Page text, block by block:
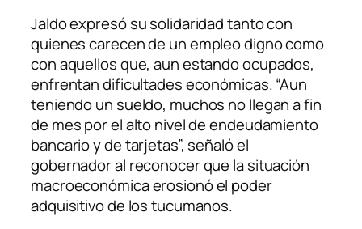
Jaldo expresó su solidaridad tanto con
quienes carecen de un empleo digno como
con aquellos que, aun estando ocupados,
enfrentan dificultades económicas. “Aun
teniendo un sueldo, muchos no llegan a fin
de mes por el alto nivel de endeudamiento
bancario y de tarjetas”, señaló el
gobernador al reconocer que la situación
macroeconómica erosionó el poder
adquisitivo de los tucumanos.